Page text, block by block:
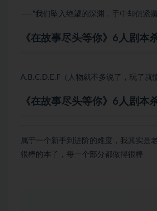
——“我们坠入绝望的深渊，手中却仍紧
《在故事尽头等你》6人剧本
A.B.C.D.E.F（人物就不多说了，玩了就
《在故事尽头等你》6人剧本
属于一个新手到进阶的难度，我其实是
很棒的本子，每一个部分都做得很棒